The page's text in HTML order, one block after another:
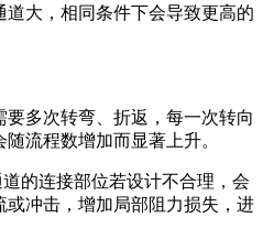
大，相同条件下会导致更高的
多次转弯、折返，每一次转向
流程数增加而显著上升。
的连接部位若设计不合理，会
冲击，增加局部阻力损失，进